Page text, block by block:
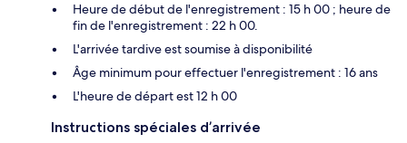
Heure de début de l'enregistrement : 15 h 00 ; heure de
fin de l'enregistrement : 22 h 00.
L'arrivée tardive est soumise à disponibilité
Âge minimum pour effectuer l'enregistrement : 16 ans
L'heure de départ est 12 h 00
Instructions spéciales d’arrivée